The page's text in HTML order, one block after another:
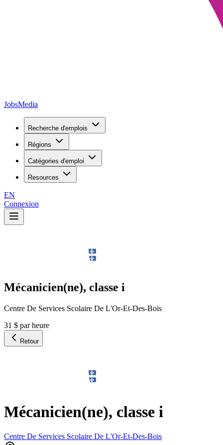
JobsMedia
Recherche d'emplois
Régions
Catégories d'emploi
Resources
EN
Connexion
Mécanicien(ne), classe i
Centre De Services Scolaire De L'Or-Et-Des-Bois
31 $ par heure
Retour
Mécanicien(ne), classe i
Centre De Services Scolaire De L'Or-Et-Des-Bois